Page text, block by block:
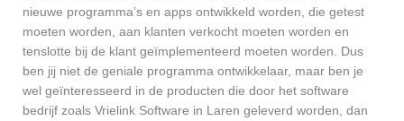
nieuwe programma’s en apps ontwikkeld worden, die getest
moeten worden, aan klanten verkocht moeten worden en
tenslotte bij de klant geïmplementeerd moeten worden. Dus
ben jij niet de geniale programma ontwikkelaar, maar ben je
wel geïnteresseerd in de producten die door het software
bedrijf zoals Vrielink Software in Laren geleverd worden, dan